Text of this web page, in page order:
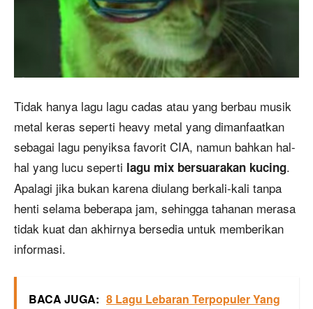
Tidak hanya lagu lagu cadas atau yang berbau musik
metal keras seperti heavy metal yang dimanfaatkan
sebagai lagu penyiksa favorit CIA, namun bahkan hal-
hal yang lucu seperti lagu mix bersuarakan kucing.
Apalagi jika bukan karena diulang berkali-kali tanpa
henti selama beberapa jam, sehingga tahanan merasa
tidak kuat dan akhirnya bersedia untuk memberikan
informasi.
BACA JUGA: 8 Lagu Lebaran Terpopuler Yang